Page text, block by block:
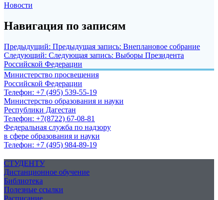
Новости
Навигация по записям
Предыдущий: Предыдущая запись: Внеплановое собрание
Следующий: Следующая запись: Выборы Президента
Российской Федерации
Министерство просвещения
Российской Федерации
Телефон: +7 (495) 539-55-19
Министерство образования и науки
Республики Дагестан
Телефон: +7(8722) 67-08-81
Федеральная служба по надзору
в сфере образования и науки
Телефон: +7 (495) 984-89-19
СТУДЕНТУ
Дистанционное обучение
Библиотека
Полезные ссылки
Расписание